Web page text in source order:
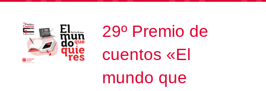
29º Premio de
cuentos «El
mundo que